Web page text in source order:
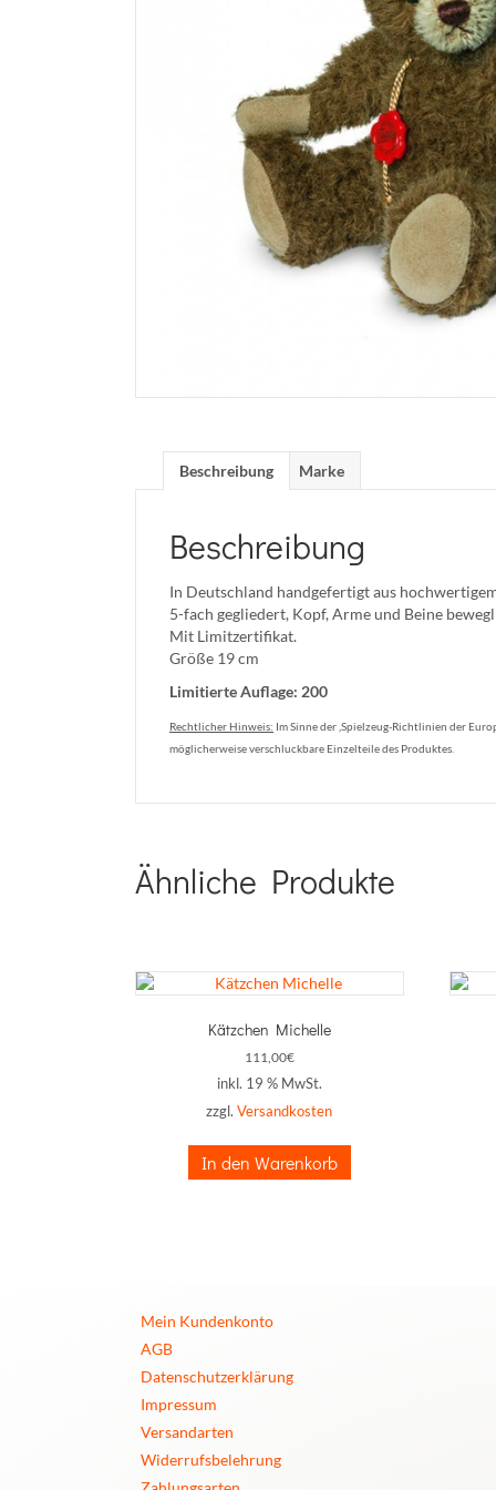
Beschreibung Marke
Beschreibung
In Deutschland handgefertigt aus
5-fach gegliedert, Kopf, Arme und Beine
Mit Limitzertifikat.
Größe 19 cm
Limitierte Auflage: 200
Rechtlicher Hinweis: Im Sinne der ‚Spielzeug-Richtlinien der
möglicherweise verschluckbare Einzelteile des Produktes.
Ähnliche Produkte
Kätzchen Michelle
111,00€
inkl. 19 % MwSt.
zzgl.Versandkosten
In den Warenkorb
Mein Kundenkonto
AGB
Datenschutzerklärung
Impressum
Versandarten
Widerrufsbelehrung